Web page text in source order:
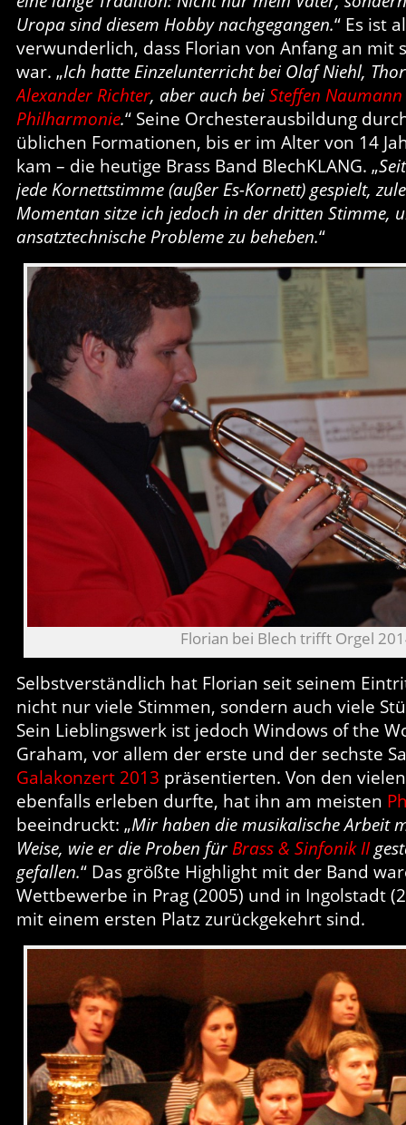
Uropa sind diesem Hobby nachgegangen.“ Es ist
verwunderlich, dass Florian von Anfang an mit
war. „Ich hatte Einzelunterricht bei Olaf Niehl,
Alexander Richter, aber auch bei Steffen Naumann
Philharmonie.“ Seine Orchesterausbildung
üblichen Formationen, bis er im Alter von 14
kam – die heutige Brass Band BlechKLANG. „
jede Kornettstimme (außer Es-Kornett) gespielt,
Momentan sitze ich jedoch in der dritten Stimme,
ansatztechnische Probleme zu beheben.“
Florian bei Blech trifft Orgel
Selbstverständlich hat Florian seit seinem
nicht nur viele Stimmen, sondern auch viele
Sein Lieblingswerk ist jedoch Windows of the
Graham, vor allem der erste und der sechste
Galakonzert 2013 präsentierten. Von den
ebenfalls erleben durfte, hat ihn am meisten
beeindruckt: „Mir haben die musikalische Arbeit
Weise, wie er die Proben für Brass & Sinfonik II
gefallen.“ Das größte Highlight mit der Band
Wettbewerbe in Prag (2005) und in Ingolstadt
mit einem ersten Platz zurückgekehrt sind.